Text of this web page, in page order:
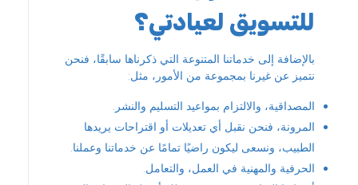
للتسويق لعيادتي؟
بالإضافة إلى خدماتنا المتنوعة التي ذكرناها سابقًا، فنحن
نتميز عن غيرنا بمجموعة من الأمور، مثل:
المصداقية، والالتزام بمواعيد التسليم والنشر.
المرونة، فنحن نقبل أي تعديلات أو اقتراحات يريدها
الطبيب، ونسعى ليكون راضيًا تمامًا عن خدماتنا وعملنا.
الحرفية والمهنية في العمل، والتعامل.